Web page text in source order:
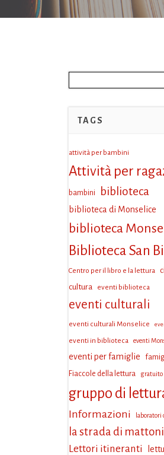
TAGS
attività per bambini
Attività per
bambini biblioteca
biblioteca di Monselice
biblioteca
Biblioteca San
Centro per il libro e la lettura
cultura eventi biblioteca
eventi culturali
eventi culturali Monselice
eventi in biblioteca eventi
eventi per famiglie
Fiaccole della lettura
gratuito
gruppo di
Informazioni laboratori
la strada di
Lettori itineranti